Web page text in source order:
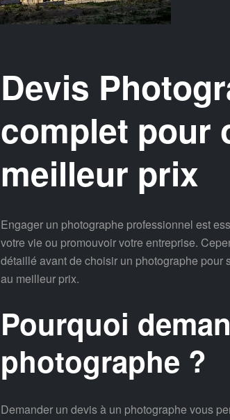
Devis
complet pour
meilleur prix
Engager un photographe professionnel est
votre vie ou promouvoir votre entreprise.
détaillé avant de choisir un photographe pour
au meilleur prix.
Pourquoi
photographe ?
Demander un devis à un photographe vous